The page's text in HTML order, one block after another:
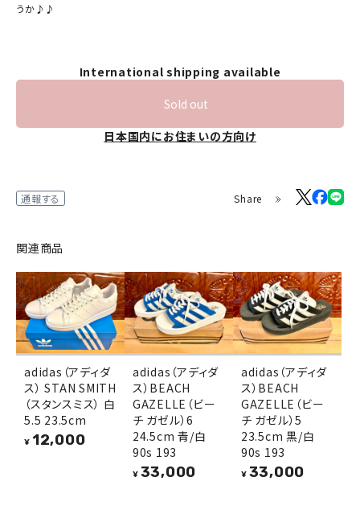
うか♪♪
International shipping available
Sold out
日本国内にお住まいの方向け
通報する Share
関連商品
adidas（アディダ
ス） STAN SMITH
（スタンスミス） 白
5.5 23.5cm
¥ 12,000
adidas（アディダ
ス）BEACH
GAZELLE（ビー
チ ガゼル）6
24.5cm 青/白
90s 193
¥ 33,000
adidas（アディダ
ス）BEACH
GAZELLE（ビー
チ ガゼル）5
23.5cm 黒/白
90s 193
¥ 33,000